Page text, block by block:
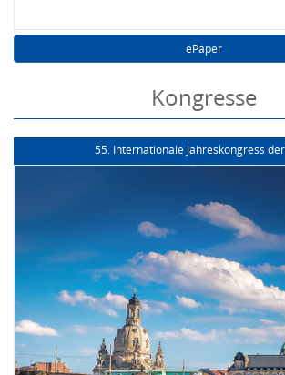
ePaper
Kongresse
55. Internationale Jahreskongress